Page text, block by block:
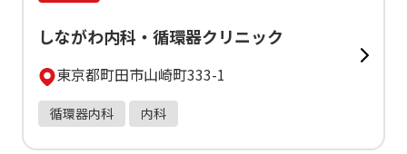
しながわ内科・循環器クリニック
東京都町田市山崎町333-1
循環器内科 内科